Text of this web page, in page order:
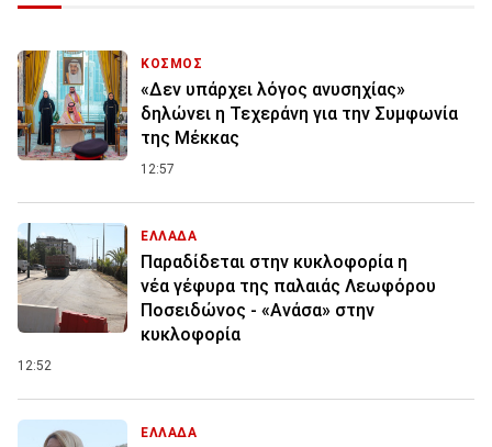
ΚΟΣΜΟΣ
«Δεν υπάρχει λόγος ανυσηχίας»
δηλώνει η Τεχεράνη για την Συμφωνία
της Μέκκας
12:57
ΕΛΛΑΔΑ
Παραδίδεται στην κυκλοφορία η
νέα γέφυρα της παλαιάς Λεωφόρου
Ποσειδώνος - «Ανάσα» στην
κυκλοφορία
12:52
ΕΛΛΑΔΑ